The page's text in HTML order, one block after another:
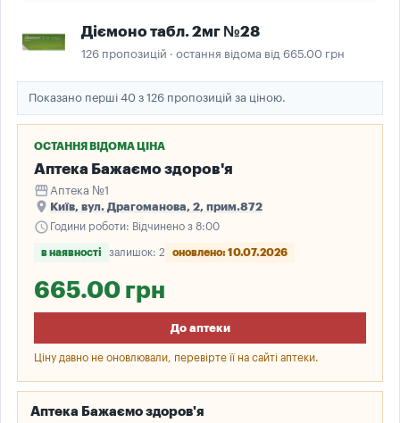
Діємоно табл. 2мг №28
126 пропозицій · остання відома від 665.00 грн
Показано перші 40 з 126 пропозицій за ціною.
ОСТАННЯ ВІДОМА ЦІНА
Аптека Бажаємо здоров'я
storefront Аптека №1
place Київ, вул. Драгоманова, 2, прим.872
schedule Години роботи: Відчинено з 8:00
в наявності залишок: 2 оновлено: 10.07.2026
665.00 грн
До аптеки
Ціну давно не оновлювали, перевірте її на сайті аптеки.
Аптека Бажаємо здоров'я